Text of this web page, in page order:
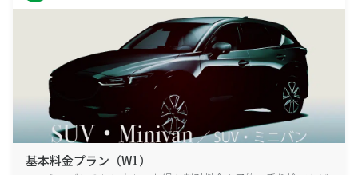
基本料金プラン（W1）